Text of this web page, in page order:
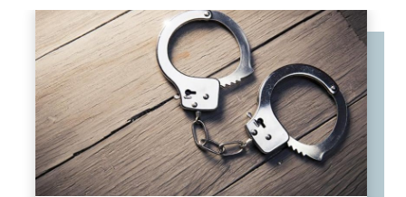
e
l
a
M
e
d
i
a